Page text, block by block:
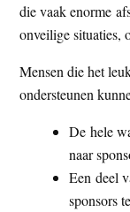
die vaak enorme
onveilige situaties,
Mensen die het
ondersteunen
De hele
naar
Een deel
sponsors